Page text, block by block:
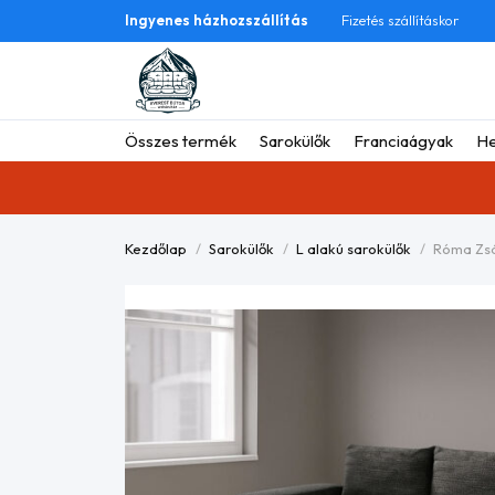
Ingyenes házhozszállítás Fizetés szállításkor
Összes termék Sarokülők Franciaágyak
Kezdőlap Sarokülők L alakú sarokülők Róma